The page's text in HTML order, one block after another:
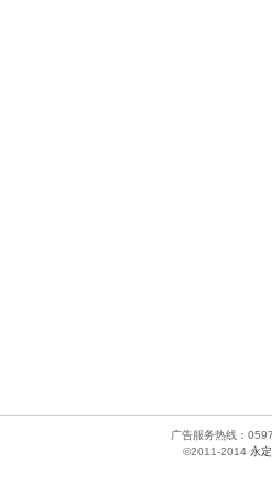
广告服务热线：
©2011-2014 永